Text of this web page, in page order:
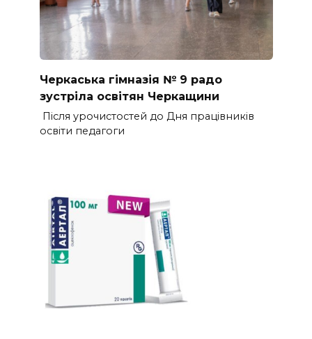
Черкаська гімназія № 9 радо
зустріла освітян Черкащини
Після урочистостей до Дня працівників
освіти педагоги